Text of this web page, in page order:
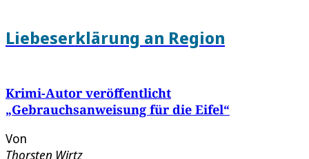
Liebeserklärung an Region
Krimi-Autor veröffentlicht
„Gebrauchsanweisung für die Eifel“
Von
Thorsten Wirtz